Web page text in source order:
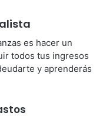
es hacer un
todos tus ingresos
y aprenderás